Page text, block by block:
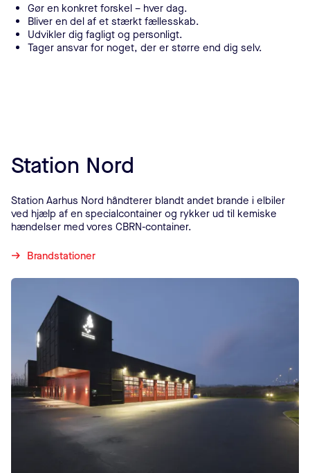
Gør en konkret forskel – hver dag.
Bliver en del af et stærkt fællesskab.
Udvikler dig fagligt og personligt.
Tager ansvar for noget, der er større end dig selv.
Station Nord
Station Aarhus Nord håndterer blandt andet brande i elbiler
ved hjælp af en specialcontainer og rykker ud til kemiske
hændelser med vores CBRN-container.
Brandstationer